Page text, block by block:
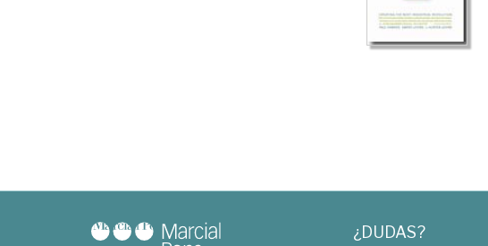
¿DUDAS?